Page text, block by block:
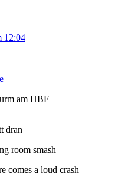
12:04
am HBF
dran
room smash
comes a loud crash